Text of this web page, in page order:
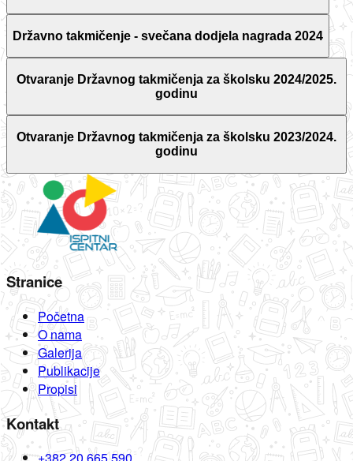
Državno takmičenje - svečana dodjela nagrada 2024
Otvaranje Državnog takmičenja za školsku 2024/2025.
godinu
Otvaranje Državnog takmičenja za školsku 2023/2024.
godinu
Stranice
Početna
O nama
Galerija
Publikacije
Propisi
Kontakt